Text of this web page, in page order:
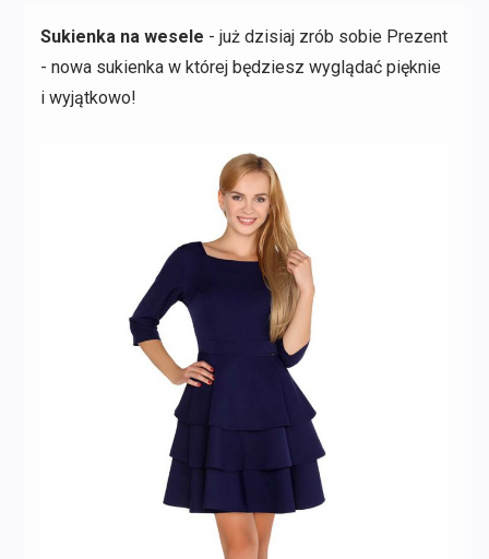
Sukienka na wesele - już dzisiaj zrób sobie Prezent
- nowa sukienka w której będziesz wyglądać pięknie
i wyjątkowo!